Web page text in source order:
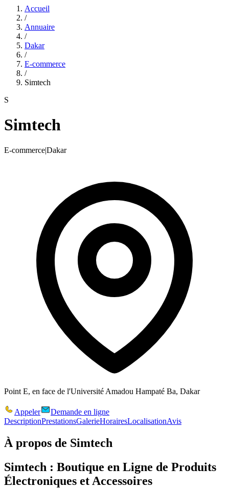
Accueil
/
Annuaire
/
Dakar
/
E-commerce
/
Simtech
S
Simtech
E-commerce|Dakar
Point E, en face de l'Université Amadou Hampaté Ba, Dakar
Appeler
Demande en ligne
DescriptionPrestationsGalerieHorairesLocalisationAvis
À propos de Simtech
Simtech : Boutique en Ligne de Produits
Électroniques et Accessoires